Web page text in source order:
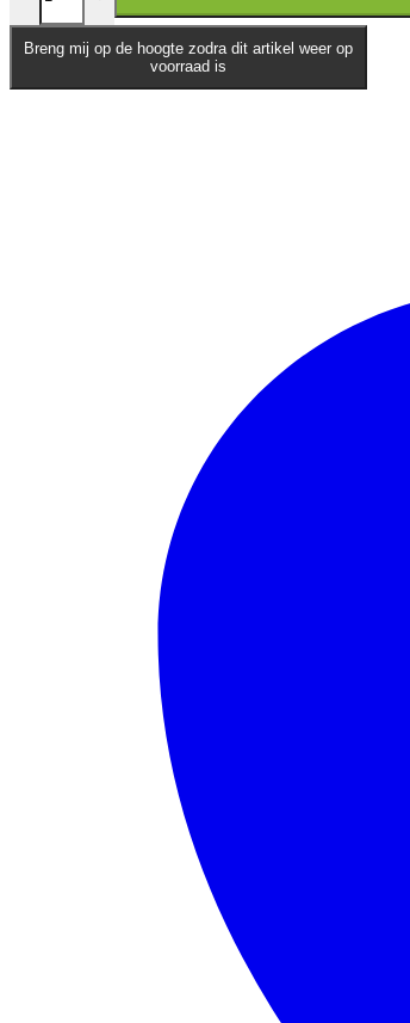
Breng mij op de hoogte zodra dit artikel weer op
voorraad is